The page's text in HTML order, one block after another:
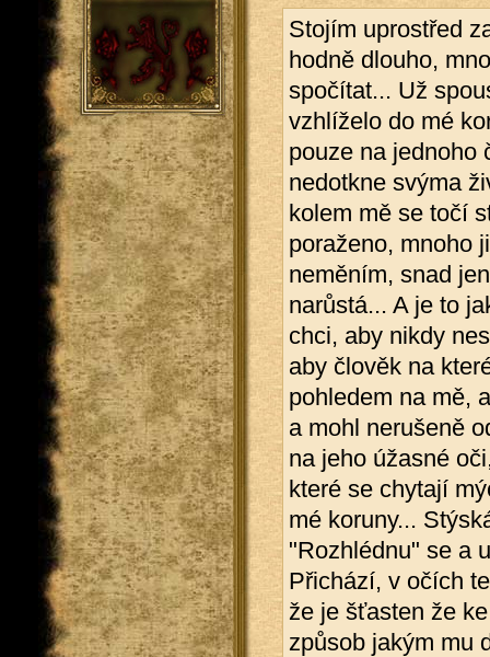
Stojím uprostřed
hodně dlouho,
spočítat... Už
vzhlíželo do mé
pouze na jednoho
nedotkne svýma
kolem mě se točí
poraženo, mnoho
neměním, snad
narůstá... A je to
chci, aby nikdy
aby člověk na
pohledem na mě,
a mohl nerušeně
na jeho úžasné
které se chytají
mé koruny...
"Rozhlédnu" se a
Přichází, v očích
že je šťasten že
způsob jakým mu